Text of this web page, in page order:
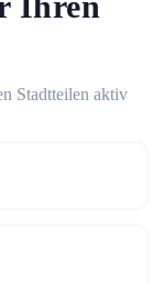
Stadtteilen aktiv